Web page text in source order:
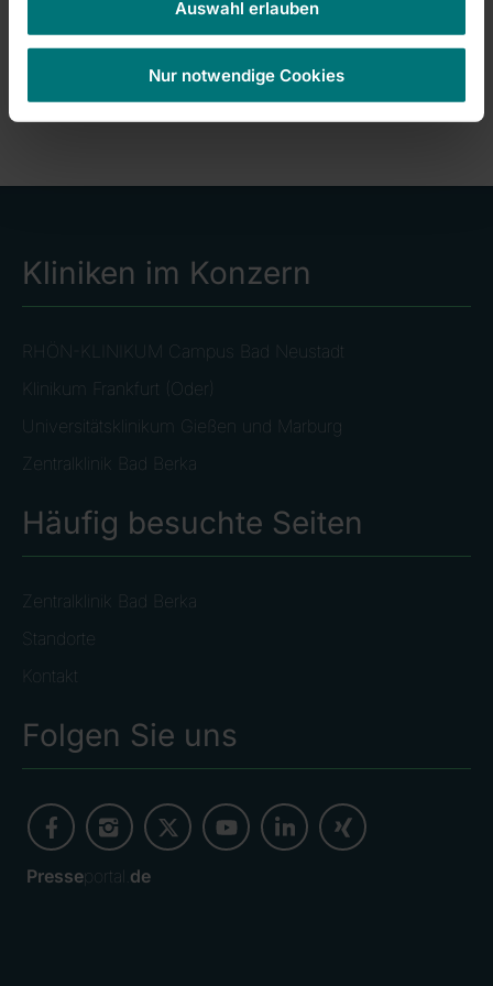
Auswahl erlauben
Nur notwendige Cookies
Fachabteilungen: Kardiologie, Neurologie,
Orthopädie, Pneumologie
Kliniken im Konzern
RHÖN-KLINIKUM Campus Bad Neustadt
Klinikum Frankfurt (Oder)
Universitätsklinikum Gießen und Marburg
Zentralklinik Bad Berka
Häufig besuchte Seiten
Zentralklinik Bad Berka
Standorte
Kontakt
Folgen Sie uns
Presseportal. de